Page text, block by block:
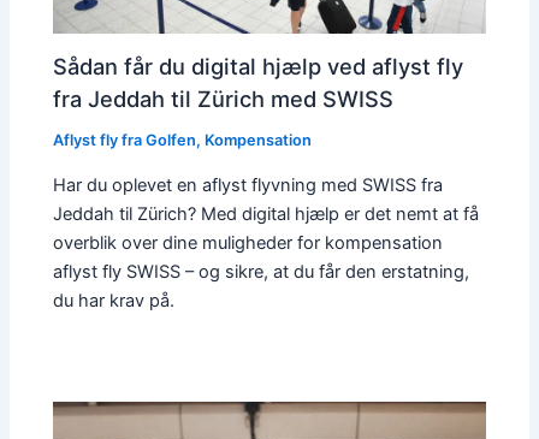
Sådan får du digital hjælp ved aflyst fly
fra Jeddah til Zürich med SWISS
Aflyst fly fra Golfen, Kompensation
Har du oplevet en aflyst flyvning med SWISS fra
Jeddah til Zürich? Med digital hjælp er det nemt at få
overblik over dine muligheder for kompensation
aflyst fly SWISS – og sikre, at du får den erstatning,
du har krav på.